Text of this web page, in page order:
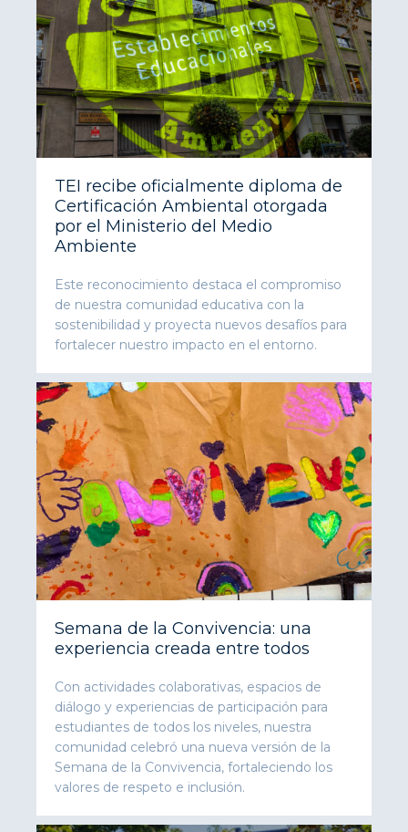
TEI recibe oficialmente diploma de
Certificación Ambiental otorgada
por el Ministerio del Medio
Ambiente
Este reconocimiento destaca el compromiso
de nuestra comunidad educativa con la
sostenibilidad y proyecta nuevos desafíos para
fortalecer nuestro impacto en el entorno.
Semana de la Convivencia: una
experiencia creada entre todos
Con actividades colaborativas, espacios de
diálogo y experiencias de participación para
estudiantes de todos los niveles, nuestra
comunidad celebró una nueva versión de la
Semana de la Convivencia, fortaleciendo los
valores de respeto e inclusión.